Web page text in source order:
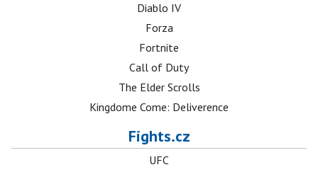
Diablo IV
Forza
Fortnite
Call of Duty
The Elder Scrolls
Kingdome Come: Deliverence
Fights.cz
UFC